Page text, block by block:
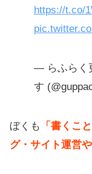
https://t.co/
— らふらく
す
ぼくも
「書くこ
グ・サイト運営